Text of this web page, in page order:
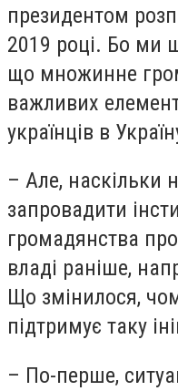
президентом
2019 році. Бо ми
що множинне
важливих
українців в
– Але, наскільки
запровадити
громадянства
владі раніше,
Що змінилося,
підтримує таку
– По-перше,